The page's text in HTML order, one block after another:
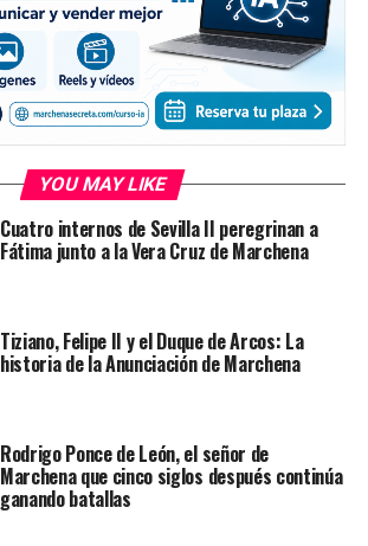
YOU MAY LIKE
Cuatro internos de Sevilla II peregrinan a
Fátima junto a la Vera Cruz de Marchena
Tiziano, Felipe II y el Duque de Arcos: La
historia de la Anunciación de Marchena
Rodrigo Ponce de León, el señor de
Marchena que cinco siglos después continúa
ganando batallas